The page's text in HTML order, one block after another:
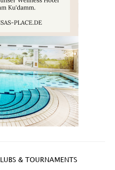
& TOURNAMENTS